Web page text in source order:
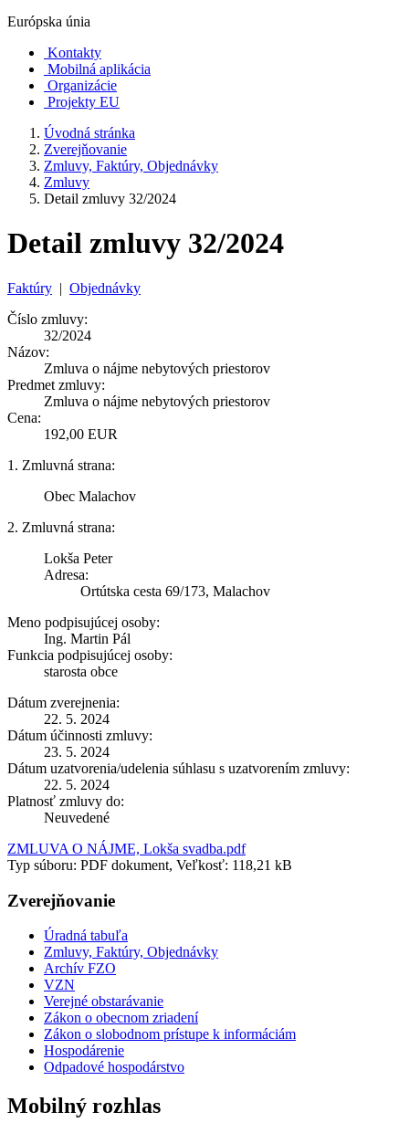
Európska únia
Kontakty
Mobilná aplikácia
Organizácie
Projekty EU
Úvodná stránka
Zverejňovanie
Zmluvy, Faktúry, Objednávky
Zmluvy
Detail zmluvy 32/2024
Detail zmluvy 32/2024
Faktúry | Objednávky
Číslo zmluvy:
32/2024
Názov:
Zmluva o nájme nebytových priestorov
Predmet zmluvy:
Zmluva o nájme nebytových priestorov
Cena:
192,00 EUR
1. Zmluvná strana:
Obec Malachov
2. Zmluvná strana:
Lokša Peter
Adresa:
Ortútska cesta 69/173, Malachov
Meno podpisujúcej osoby:
Ing. Martin Pál
Funkcia podpisujúcej osoby:
starosta obce
Dátum zverejnenia:
22. 5. 2024
Dátum účinnosti zmluvy:
23. 5. 2024
Dátum uzatvorenia/udelenia súhlasu s uzatvorením zmluvy:
22. 5. 2024
Platnosť zmluvy do:
Neuvedené
ZMLUVA O NÁJME, Lokša svadba.pdf
Typ súboru: PDF dokument, Veľkosť: 118,21 kB
Zverejňovanie
Úradná tabuľa
Zmluvy, Faktúry, Objednávky
Archív FZO
VZN
Verejné obstarávanie
Zákon o obecnom zriadení
Zákon o slobodnom prístupe k informáciám
Hospodárenie
Odpadové hospodárstvo
Mobilný rozhlas